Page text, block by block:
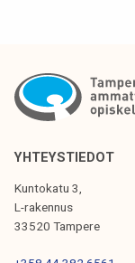
K
L
I
E
YHTEYSTIEDOT
Kuntokatu 3,
L-rakennus
33520 Tampere